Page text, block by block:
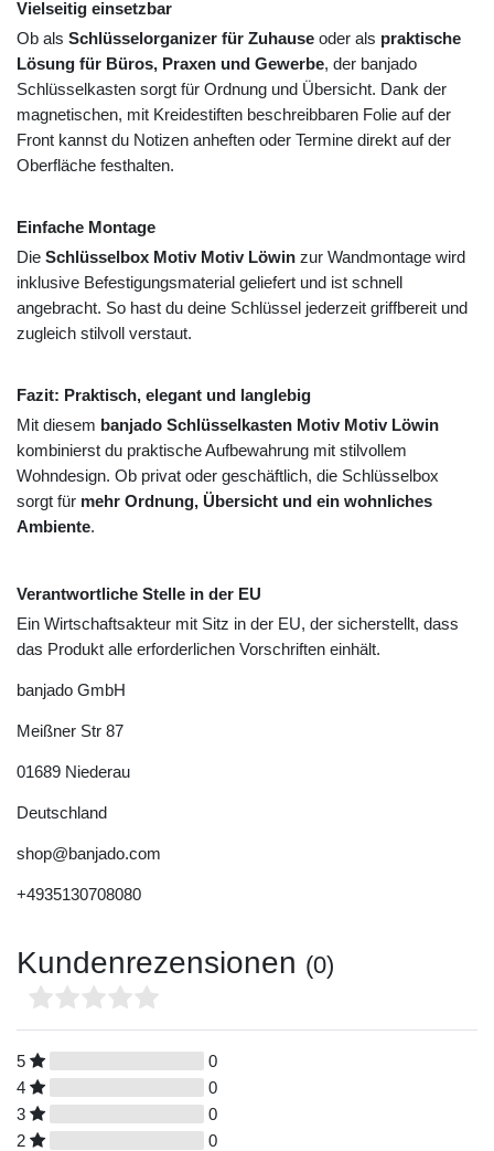
Vielseitig einsetzbar
Ob als Schlüsselorganizer für Zuhause oder als praktische
Lösung für Büros, Praxen und Gewerbe, der banjado
Schlüsselkasten sorgt für Ordnung und Übersicht. Dank der
magnetischen, mit Kreidestiften beschreibbaren Folie auf der
Front kannst du Notizen anheften oder Termine direkt auf der
Oberfläche festhalten.
Einfache Montage
Die Schlüsselbox Motiv Motiv Löwin zur Wandmontage wird
inklusive Befestigungsmaterial geliefert und ist schnell
angebracht. So hast du deine Schlüssel jederzeit griffbereit und
zugleich stilvoll verstaut.
Fazit: Praktisch, elegant und langlebig
Mit diesem banjado Schlüsselkasten Motiv Motiv Löwin
kombinierst du praktische Aufbewahrung mit stilvollem
Wohndesign. Ob privat oder geschäftlich, die Schlüsselbox
sorgt für mehr Ordnung, Übersicht und ein wohnliches
Ambiente.
Verantwortliche Stelle in der EU
Ein Wirtschaftsakteur mit Sitz in der EU, der sicherstellt, dass
das Produkt alle erforderlichen Vorschriften einhält.
banjado GmbH
Meißner Str 87
01689 Niederau
Deutschland
shop@banjado.com
+4935130708080
Kundenrezensionen (0)
5
0
4
0
3
0
2
0